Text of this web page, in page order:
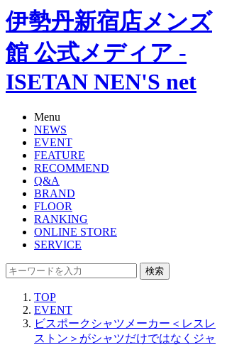
伊勢丹新宿店メンズ
館 公式メディア -
ISETAN NEN'S net
Menu
NEWS
EVENT
FEATURE
RECOMMEND
Q&A
BRAND
FLOOR
RANKING
ONLINE STORE
SERVICE
検索
TOP
EVENT
ビスポークシャツメーカー＜レスレ
ストン＞がシャツだけではなくジャ